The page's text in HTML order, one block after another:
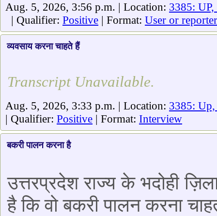
Aug. 5, 2026, 3:56 p.m. | Location: 3385:
| Qualifier: Positive | Format: User or
व्यवसाय करना चाहते हैं
Transcript Unavailable.
Aug. 5, 2026, 3:33 p.m. | Location: 3385:
| Qualifier: Positive | Format: Interview
बकरी पालन करना है
उत्तरप्रदेश राज्य के भदोही
है कि वो बकरी पालन करना